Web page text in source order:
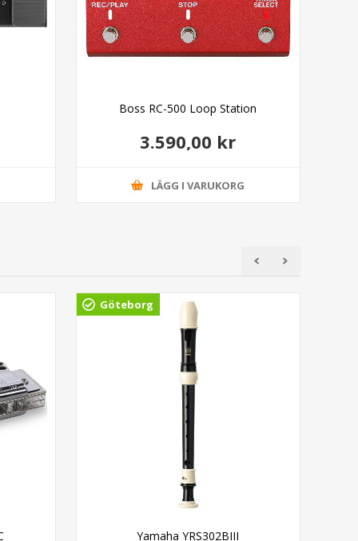
Boss RC-500 Loop Station
3.590,00 kr
LÄGG I VARUKORG
Göteborg
Yamaha YRS302BIII